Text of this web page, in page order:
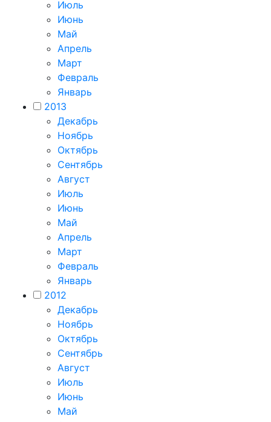
Июль
Июнь
Май
Апрель
Март
Февраль
Январь
2013
Декабрь
Ноябрь
Октябрь
Сентябрь
Август
Июль
Июнь
Май
Апрель
Март
Февраль
Январь
2012
Декабрь
Ноябрь
Октябрь
Сентябрь
Август
Июль
Июнь
Май